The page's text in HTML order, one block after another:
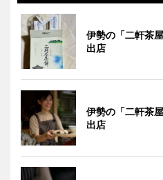
伊勢の「二軒茶
出店
伊勢の「二軒茶
出店